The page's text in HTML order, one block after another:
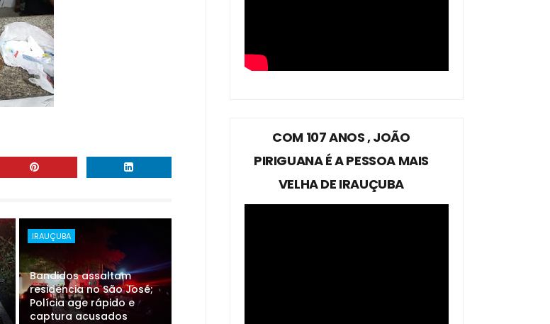
IRAUÇUBA
Bandidos assaltam
residência no São José;
Polícia age rápido e
captura acusados
COM 107 ANOS , JOÃO
PIRIGUANA É A PESSOA MAIS
VELHA DE IRAUÇUBA